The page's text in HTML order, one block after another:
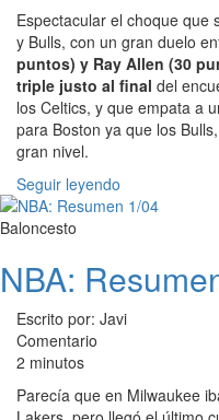
Espectacular el choque que
y Bulls, con un gran duelo
puntos) y Ray Allen (30
triple justo al final del
los Celtics, y que empata a
para Boston ya que los
gran nivel.
Seguir leyendo
Baloncesto
NBA:
Escrito por: Javi
Comentario
2 minutos
Parecía que en Milwaukee